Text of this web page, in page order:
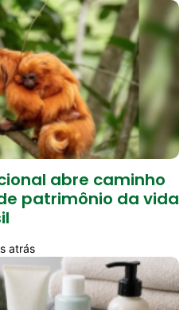
abre caminho
patrimônio da vida
atrás